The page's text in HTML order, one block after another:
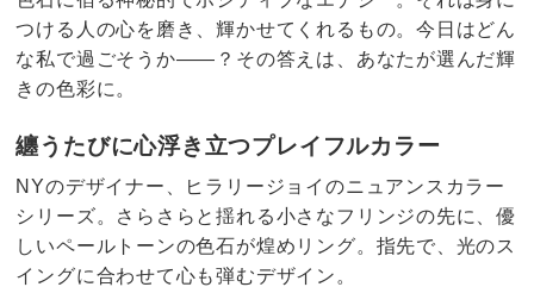
つける人の心を磨き、輝かせてくれるもの。今日はどん
な私で過ごそうか――？その答えは、あなたが選んだ輝
きの色彩に。
纏うたびに心浮き立つプレイフルカラー
NYのデザイナー、ヒラリージョイのニュアンスカラー
シリーズ。さらさらと揺れる小さなフリンジの先に、優
しいペールトーンの色石が煌めリング。指先で、光のス
イングに合わせて心も弾むデザイン。